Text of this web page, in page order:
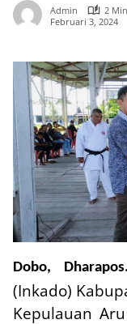
Admin
2
Februari 3, 2024
Dobo,
(Inkado)
Kepulauan